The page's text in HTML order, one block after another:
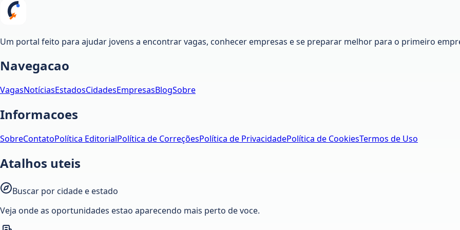
Um portal feito para ajudar jovens a encontrar vagas, conhecer empresas e se preparar melhor para o primeiro
Navegacao
VagasNotíciasEstadosCidadesEmpresasBlogSobre
Informacoes
SobreContatoPolítica EditorialPolítica de CorreçõesPolítica de PrivacidadePolítica de CookiesTermos de Uso
Atalhos uteis
Buscar por cidade e estado
Veja onde as oportunidades estao aparecendo mais perto de voce.